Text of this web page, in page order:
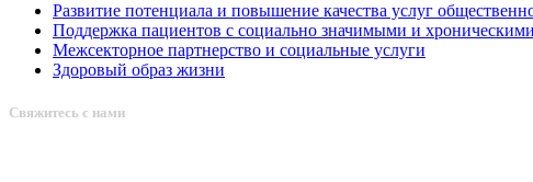
Развитие потенциала и повышение качества услуг
Поддержка пациентов с социально значимыми и
Межсекторное партнерство и социальные услуги
Здоровый образ жизни
Свяжитесь с нами